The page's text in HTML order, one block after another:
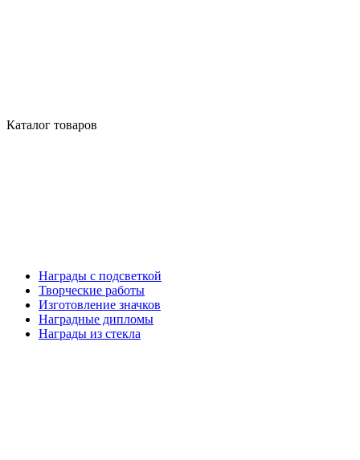
Каталог товаров
Награды с подсветкой
Творческие работы
Изготовление значков
Наградные дипломы
Награды из стекла